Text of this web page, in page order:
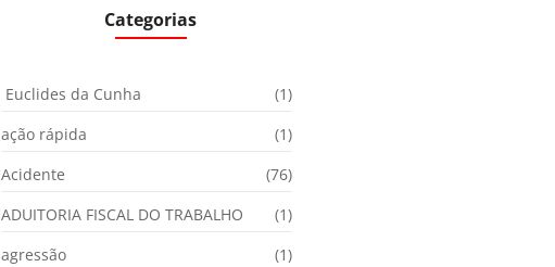
Categorias
Euclides da Cunha
(1)
ação rápida
(1)
Acidente
(76)
ADUITORIA FISCAL DO TRABALHO
(1)
agressão
(1)